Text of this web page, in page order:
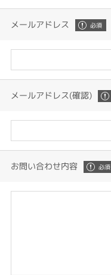
メールアドレス
メールアドレス(確認)
お問い合わせ内容